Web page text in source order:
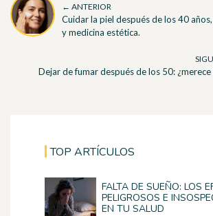
← ANTERIOR
Cuidar la piel después de los 40
y medicina estética.
Dejar de fumar después de los 50: ¿merece
TOP ARTÍCULOS
FALTA DE SUEÑO: LOS
PELIGROSOS E
EN TU SALUD